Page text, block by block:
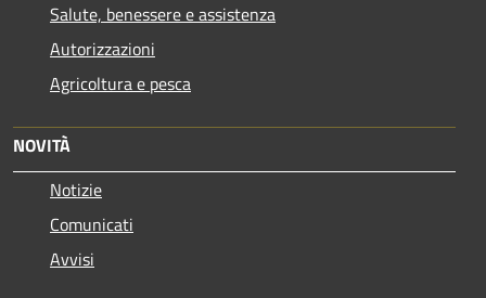
Salute, benessere e assistenza
Autorizzazioni
Agricoltura e pesca
NOVITÀ
Notizie
Comunicati
Avvisi